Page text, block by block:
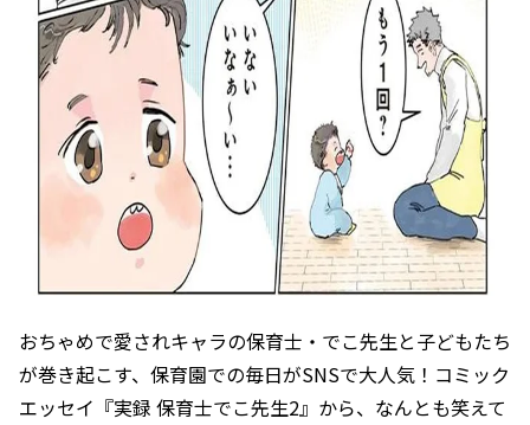
おちゃめで愛されキャラの保育士・でこ先生と子どもたち
が巻き起こす、保育園での毎日がSNSで大人気！コミック
エッセイ『実録 保育士でこ先生2』から、なんとも笑えて